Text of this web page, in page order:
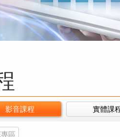
影音課程 實體課
區